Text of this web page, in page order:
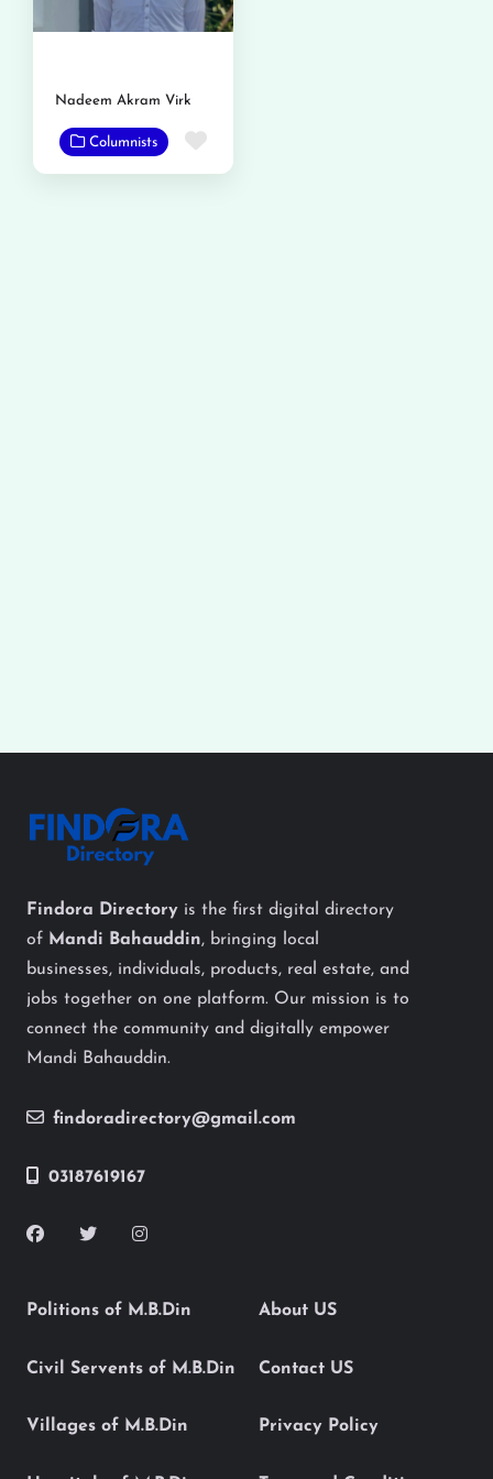
Nadeem Akram Virk
Columnists Favorite
Findora Directory is the first digital directory
of Mandi Bahauddin, bringing local
businesses, individuals, products, real estate, and
jobs together on one platform. Our mission is to
connect the community and digitally empower
Mandi Bahauddin.
findoradirectory@gmail.com
03187619167
Politions of M.B.Din
Civil Servents of M.B.Din
Villages of M.B.Din
About US
Contact US
Privacy Policy